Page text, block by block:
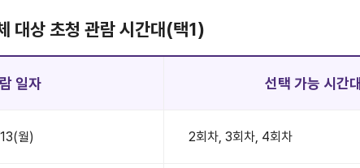
대상 초청 관람 시간대(택1)
일자 선택 가능 시간대
월) 2회차, 3회차, 4회차